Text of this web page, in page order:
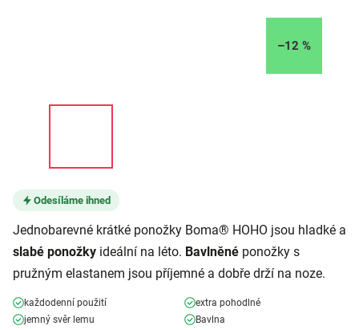
–12 %
Odesíláme ihned
Jednobarevné krátké ponožky Boma® HOHO jsou hladké a
slabé ponožky ideální na léto. Bavlněné ponožky s
pružným elastanem jsou příjemné a dobře drží na noze.
každodenní použití
extra pohodlné
jemný svěr lemu
Bavlna